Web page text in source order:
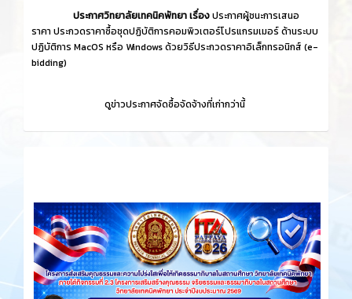
ประกาศวิทยาลัยเทคนิคพัทยา เรื่องประกาศผู้ชนะการเสนอ
ราคา ประกวดราคาซื้อชุดปฏิบัติการคอมพิวเตอร์โปรแกรมเมอร์ ด้านระบบ
ปฏิบัติการ MacOS หรือ Windows ด้วยวิธีประกวดราคาอิเล็กทรอนิกส์ (e-
bidding)
ดูข่าวประกาศจัดซื้อจัดจ้างที่เก่ากว่านี้